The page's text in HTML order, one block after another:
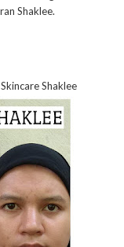
Shaklee.
Shaklee